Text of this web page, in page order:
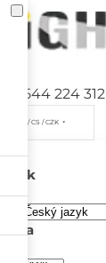
544 224 312
/ CS / CZK
Jazyk
Měna